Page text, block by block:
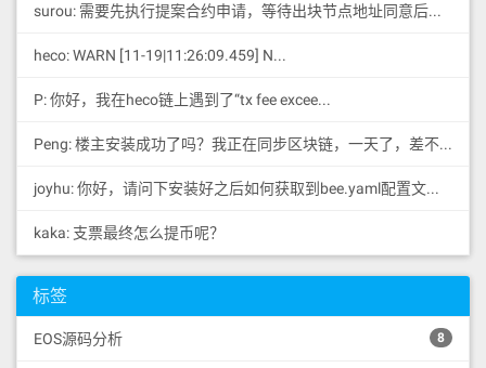
surou: 需要先执行提案合约申请，等待出块节点地址同意后，才会进...
heco: WARN [11-19|11:26:09.459] N...
P: 你好，我在heco链上遇到了“tx fee excee...
Peng: 楼主安装成功了吗？我正在同步区块链，一天了，差不多才同...
joyhu: 你好，请问下安装好之后如何获取到bee.yaml配置文...
kaka: 支票最终怎么提币呢？
标签
EOS源码分析 8